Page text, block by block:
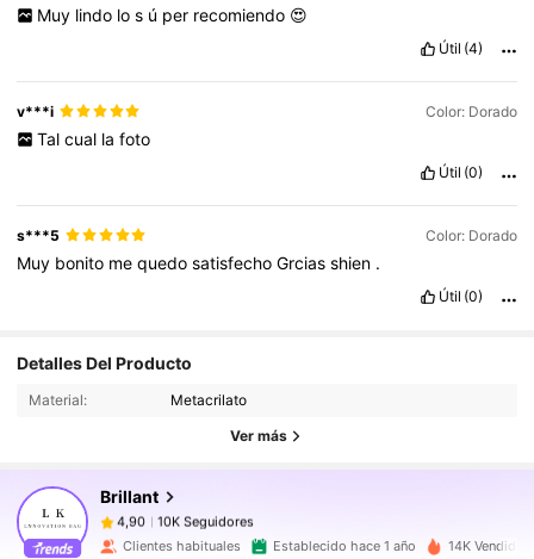
Muy lindo lo s ú per recomiendo 😍
Útil (4)
v***i Color: Dorado
Tal cual la foto
Útil (0)
s***5 Color: Dorado
Muy bonito mequedosatisfechoGrciasshien .
Útil (0)
Detalles Del Producto
Material: Metacrilato
Ver más
Brillant
4,90
10K Seguidores
p***cpagóHace 1 día
Clientes habituales Establecido hace 1 año 14K Vendido